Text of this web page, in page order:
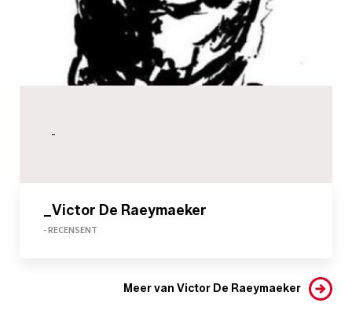
-
_Victor De Raeymaeker
- RECENSENT
Meer van Victor De Raeymaeker